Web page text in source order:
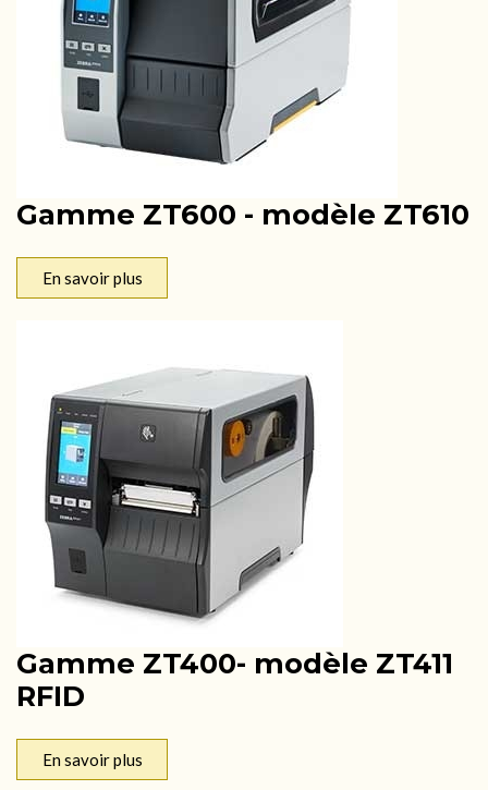
Gamme ZT600 - modèle ZT610
En savoir plus
Gamme ZT400- modèle ZT411
RFID
En savoir plus